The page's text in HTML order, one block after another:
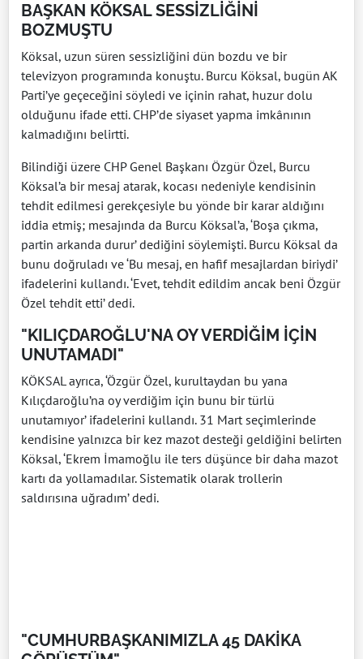
BAŞKAN KÖKSAL SESSİZLİĞİNİ
BOZMUŞTU
Köksal, uzun süren sessizliğini dün bozdu ve bir
televizyon programında konuştu. Burcu Köksal, bugün AK
Parti’ye geçeceğini söyledi ve içinin rahat, huzur dolu
olduğunu ifade etti. CHP’de siyaset yapma imkânının
kalmadığını belirtti.
Bilindiği üzere CHP Genel Başkanı Özgür Özel, Burcu
Köksal’a bir mesaj atarak, kocası nedeniyle kendisinin
tehdit edilmesi gerekçesiyle bu yönde bir karar aldığını
iddia etmiş; mesajında da Burcu Köksal’a, ‘Boşa çıkma,
partin arkanda durur’ dediğini söylemişti. Burcu Köksal da
bunu doğruladı ve ‘Bu mesaj, en hafif mesajlardan biriydi’
ifadelerini kullandı. ‘Evet, tehdit edildim ancak beni Özgür
Özel tehdit etti’ dedi.
"KILIÇDAROĞLU'NA OY VERDİĞİM İÇİN
UNUTAMADI"
KÖKSAL ayrıca, ‘Özgür Özel, kurultaydan bu yana
Kılıçdaroğlu’na oy verdiğim için bunu bir türlü
unutamıyor’ ifadelerini kullandı. 31 Mart seçimlerinde
kendisine yalnızca bir kez mazot desteği geldiğini belirten
Köksal, ‘Ekrem İmamoğlu ile ters düşünce bir daha mazot
kartı da yollamadılar. Sistematik olarak trollerin
saldırısına uğradım’ dedi.
"CUMHURBAŞKANIMIZLA 45 DAKİKA